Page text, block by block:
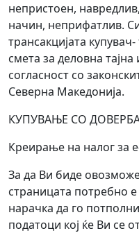
непристоен,
начин, неприфатлив.
трансакцијата
смета за деловна
согласност со
Северна Македонија.
КУПУВАЊЕ СО
Креирање на налог за
За да Ви биде
страницата потребно
нарачка да го
податоци кој ќе Ви се